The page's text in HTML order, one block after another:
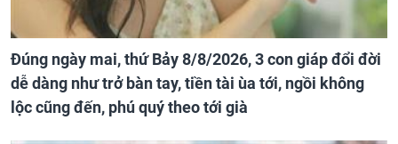
Đúng ngày mai, thứ Bảy 8/8/2026, 3 con giáp đổi đời
dễ dàng như trở bàn tay, tiền tài ùa tới, ngồi không
lộc cũng đến, phú quý theo tới già